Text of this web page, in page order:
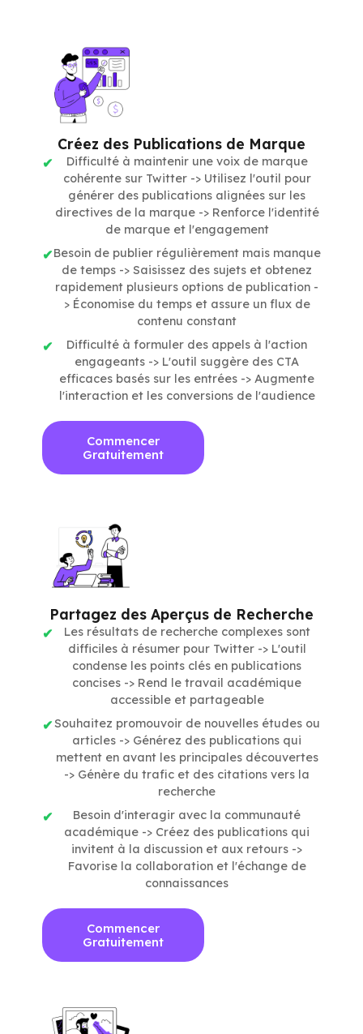
Créez des Publications de Marque
Difficulté à maintenir une voix de marque
cohérente sur Twitter -> Utilisez l'outil pour
générer des publications alignées sur les
directives de la marque -> Renforce l'identité
de marque et l'engagement
Besoin de publier régulièrement mais manque
de temps -> Saisissez des sujets et obtenez
rapidement plusieurs options de publication -
> Économise du temps et assure un flux de
contenu constant
Difficulté à formuler des appels à l'action
engageants -> L'outil suggère des CTA
efficaces basés sur les entrées -> Augmente
l'interaction et les conversions de l'audience
Commencer
Gratuitement
Partagez des Aperçus de Recherche
Les résultats de recherche complexes sont
difficiles à résumer pour Twitter -> L'outil
condense les points clés en publications
concises -> Rend le travail académique
accessible et partageable
Souhaitez promouvoir de nouvelles études ou
articles -> Générez des publications qui
mettent en avant les principales découvertes
-> Génère du trafic et des citations vers la
recherche
Besoin d'interagir avec la communauté
académique -> Créez des publications qui
invitent à la discussion et aux retours ->
Favorise la collaboration et l'échange de
connaissances
Commencer
Gratuitement